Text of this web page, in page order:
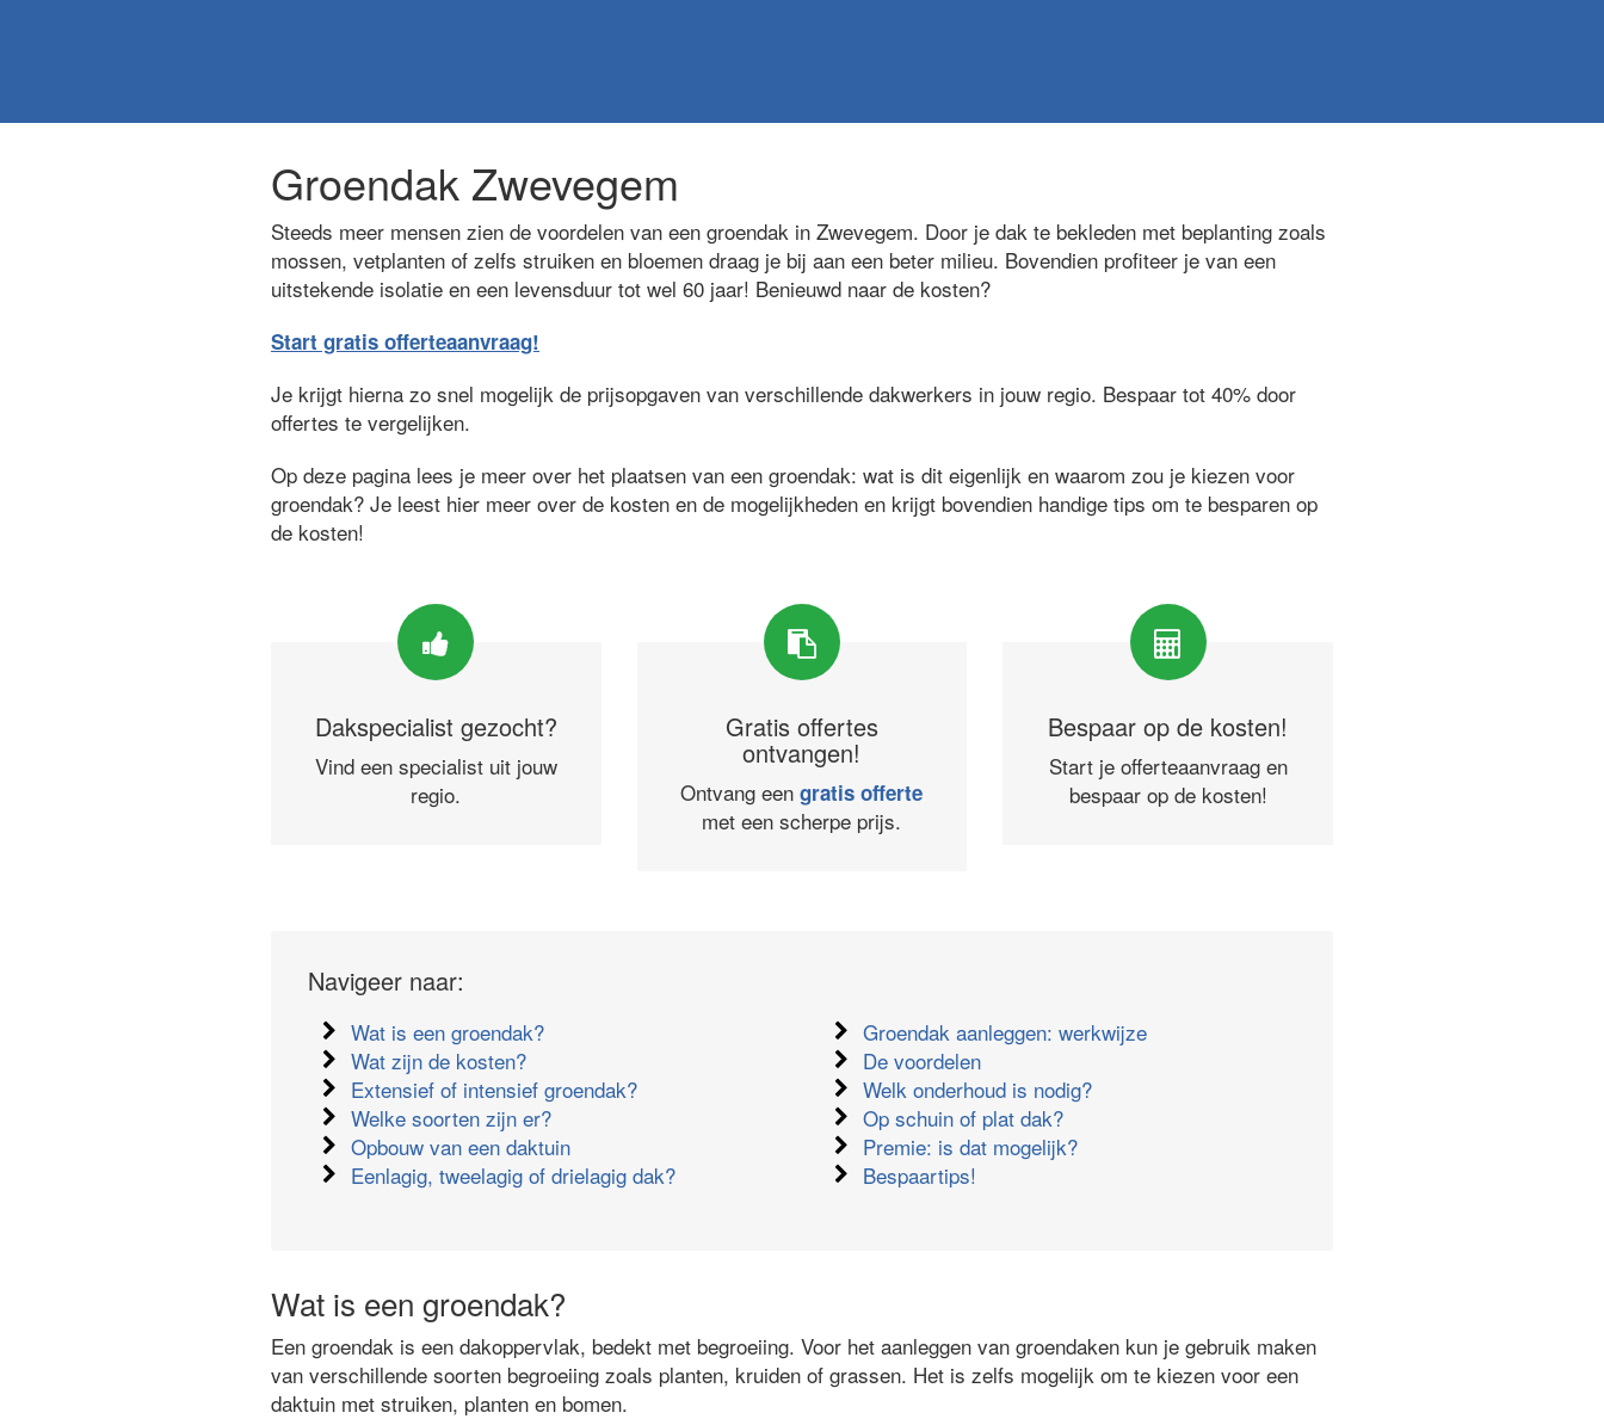
Groendak Zwevegem
Steeds meer mensen zien de voordelen van een groendak in Zwevegem. Door je dak te bekleden met beplanting zoals
mossen, vetplanten of zelfs struiken en bloemen draag je bij aan een beter milieu. Bovendien profiteer je van een
uitstekende isolatie en een levensduur tot wel 60 jaar! Benieuwd naar de kosten?
Start gratis offerteaanvraag!
Je krijgt hierna zo snel mogelijk de prijsopgaven van verschillende dakwerkers in jouw regio. Bespaar tot 40% door
offertes te vergelijken.
Op deze pagina lees je meer over het plaatsen van een groendak: wat is dit eigenlijk en waarom zou je kiezen voor
groendak? Je leest hier meer over de kosten en de mogelijkheden en krijgt bovendien handige tips om te besparen op
de kosten!
Dakspecialist gezocht?
Vind een specialist uit jouw
regio.
Gratis offertes
ontvangen!
Ontvang eengratis offerte
met een scherpe prijs.
Bespaar op de kosten!
Start je offerteaanvraag en
bespaar op de kosten!
Navigeer naar:
Wat is een groendak?
Wat zijn de kosten?
Extensief of intensief groendak?
Welke soorten zijn er?
Opbouw van een daktuin
Eenlagig, tweelagig of drielagig dak?
Groendak aanleggen: werkwijze
De voordelen
Welk onderhoud is nodig?
Op schuin of plat dak?
Premie: is dat mogelijk?
Bespaartips!
Wat is een groendak?
Een groendak is een dakoppervlak, bedekt met begroeiing. Voor het aanleggen van groendaken kun je gebruik maken
van verschillende soorten begroeiing zoals planten, kruiden of grassen. Het is zelfs mogelijk om te kiezen voor een
daktuin met struiken, planten en bomen.